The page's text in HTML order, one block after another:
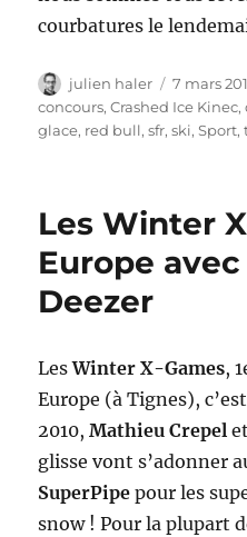
courbatures le
Auteur
julien haler
Publié
le
7 mars
concours,Crashed Ice Kinec,
glace, red bull,sfr,ski,Sport,
Les Winter
Europe avec
Deezer
LesWinter X-Games,
Europe (à Tignes),
2010,Mathieu Crepel
glisse vont s’adonner
SuperPipe pour les
snow ! Pour la plupart